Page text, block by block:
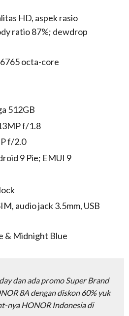
HD, aspek rasio
ratio 87%; dewdrop
octa-core
512GB
f/1.8
f/2.0
9 Pie; EMUI 9
audio jack 3.5mm, USB
& Midnight Blue
dan ada promoSuper Brand
8A dengan diskon 60% yuk
nya HONOR Indonesia di